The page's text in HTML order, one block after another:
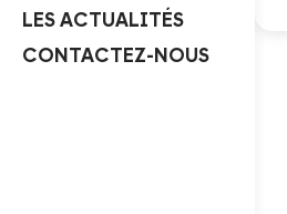
LES ACTUALITÉS
CONTACTEZ-NOUS